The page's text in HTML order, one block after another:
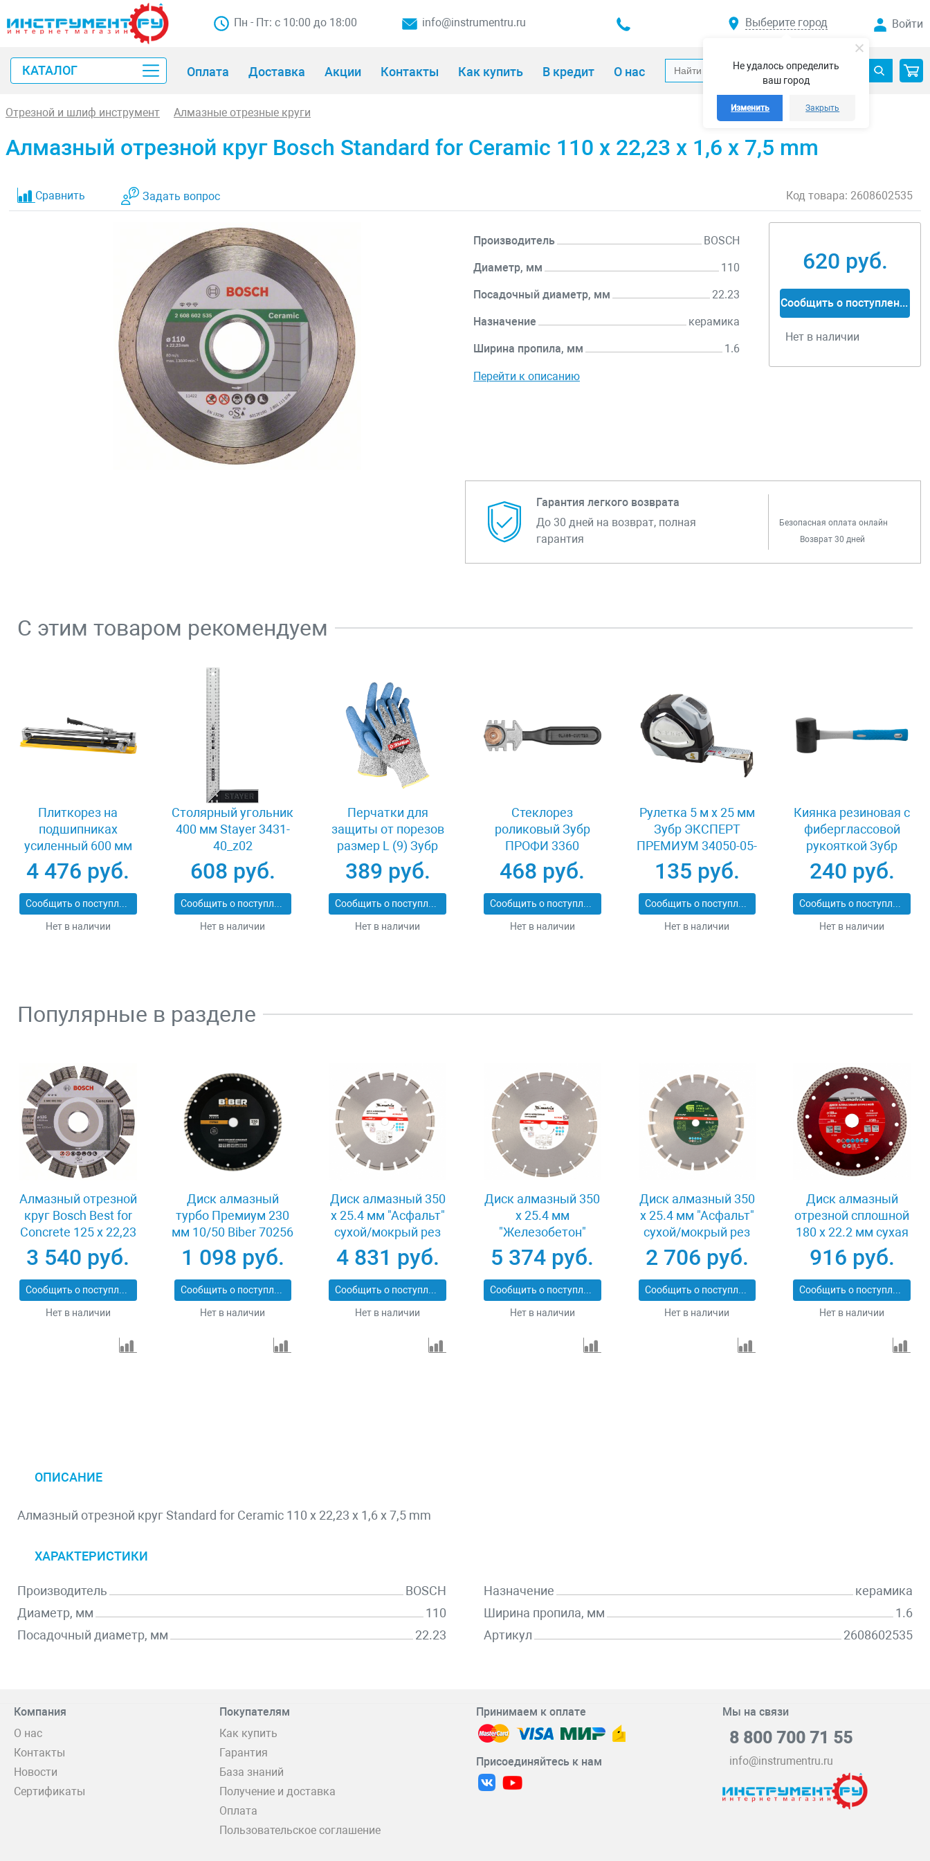
Не удалось определить
ваш город
Изменить Закрыть
Пн - Пт: с 10:00 до 18:00 info@instrumentru.ru Выберите город Войти
КАТАЛОГ Оплата Доставка Акции Контакты Как купить В кредит О нас
Отрезной и шлиф инструмент Алмазные отрезные круги
Алмазный отрезной круг Bosch Standard for Ceramic 110 x 22,23 x 1,6 x 7,5 mm
Сравнить Задать вопрос Код товара: 2608602535
Производитель BOSCH
Диаметр, мм 110
Посадочный диаметр, мм 22.23
Назначение керамика
Ширина пропила, мм 1.6
Перейти к описанию
620 руб.
Сообщить о поступлении
Нет в наличии
Гарантия легкого возврата
До 30 дней на возврат, полная
гарантия
Безопасная оплата онлайн
Возврат 30 дней
С этим товаром рекомендуем
Плиткорез на
подшипниках
усиленный 600 мм
Stayer PROFI 3318-60
4 476 руб.
Сообщить о поступлении
Нет в наличии
Столярный угольник
400 мм Stayer 3431-
40_z02
608 руб.
Сообщить о поступлении
Нет в наличии
Перчатки для
защиты от порезов
размер L (9) Зубр
11277-L
389 руб.
Сообщить о поступлении
Нет в наличии
Стеклорез
роликовый Зубр
ПРОФИ 3360
468 руб.
Сообщить о поступлении
Нет в наличии
Рулетка 5 м x 25 мм
Зубр ЭКСПЕРТ
ПРЕМИУМ 34050-05-
25_z01
135 руб.
Сообщить о поступлении
Нет в наличии
Киянка резиновая с
фиберглассовой
рукояткой Зубр
ЭКСПЕРТ 2053-
60_z01
240 руб.
Сообщить о поступлении
Нет в наличии
Популярные в разделе
Алмазный отрезной
круг Bosch Best for
Concrete 125 x 22,23
x 2,2 x 12 mm
3 540 руб.
Сообщить о поступлении
Нет в наличии
Диск алмазный
турбо Премиум 230
мм 10/50 Biber 70256
1 098 руб.
Сообщить о поступлении
Нет в наличии
Диск алмазный 350
х 25.4 мм "Асфальт"
сухой/мокрый рез
Pro Matrix 731073
4 831 руб.
Сообщить о поступлении
Нет в наличии
Диск алмазный 350
х 25.4 мм
"Железобетон"
сухой/мокрый рез
Pro Matrix 731103
5 374 руб.
Сообщить о поступлении
Нет в наличии
Диск алмазный 350
х 25.4 мм "Асфальт"
сухой/мокрый рез
Сибртех 731013
2 706 руб.
Сообщить о поступлении
Нет в наличии
Диск алмазный
отрезной сплошной
180 х 22.2 мм сухая
резка Matrix
Professional 73128
916 руб.
Сообщить о поступлении
Нет в наличии
ОПИСАНИЕ
Алмазный отрезной круг Standard for Ceramic 110 x 22,23 x 1,6 x 7,5 mm
ХАРАКТЕРИСТИКИ
Производитель
BOSCH
Диаметр, мм
110
Посадочный диаметр, мм
22.23
Назначение
керамика
Ширина пропила, мм
1.6
Артикул
2608602535
Компания
О нас
Контакты
Новости
Сертификаты
Покупателям
Как купить
Гарантия
База знаний
Получение и доставка
Оплата
Пользовательское соглашение
Принимаем к оплате
Присоединяйтесь к нам
Мы на связи
8 800 700 71 55
info@instrumentru.ru